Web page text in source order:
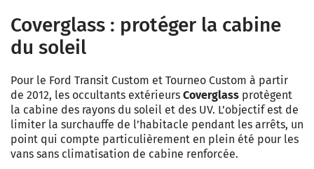
Coverglass : protéger la cabine
du soleil
Pour le Ford Transit Custom et Tourneo Custom à partir
de 2012, les occultants extérieurs Coverglass protègent
la cabine des rayons du soleil et des UV. L’objectif est de
limiter la surchauffe de l’habitacle pendant les arrêts, un
point qui compte particulièrement en plein été pour les
vans sans climatisation de cabine renforcée.